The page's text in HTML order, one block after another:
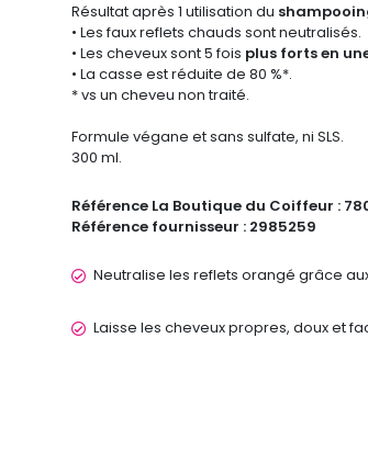
Résultat après 1 utilisation du
• Les faux reflets chauds sont neutralisés.
• Les cheveux sont 5 fois plus forts en
• La casse est réduite de 80 %*.
* vs un cheveu non traité.
Formule végane et sans sulfate, ni SLS.
300 ml.
Référence La Boutique du Coiffeur :
Référence fournisseur : 2985259
Neutralise les reflets orangé grâce
Laisse les cheveux propres, doux et